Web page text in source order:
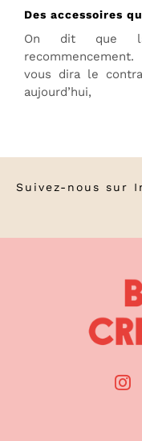
Des accessoires
On dit que
vous dira le
aujourd’hui,
Suivez-nous sur